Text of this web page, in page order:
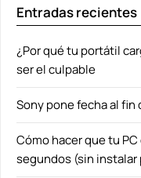
Entradas recientes
¿Por qué tu portátil
ser el culpable
Sony pone fecha al
Cómo hacer que tu
segundos (sin instalar